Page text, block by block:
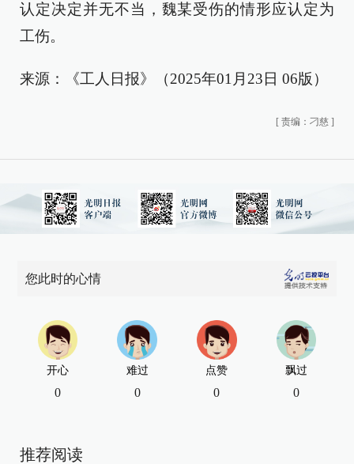
认定决定并无不当，魏某受伤的情形应认定为
工伤。
来源：《工人日报》（2025年01月23日 06版）
[ 责编：刁慈 ]
您此时的心情
开心
0
难过
0
点赞
0
飘过
0
推荐阅读